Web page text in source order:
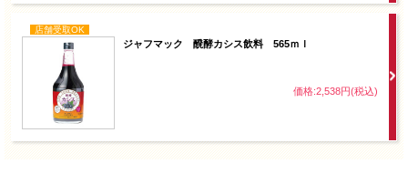
店舗受取OK
ジャフマック 醗酵カシス飲料 565ｍｌ
価格:2,538円(税込)